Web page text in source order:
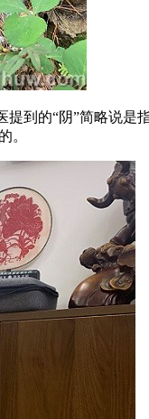
到的“阴”简略说
。